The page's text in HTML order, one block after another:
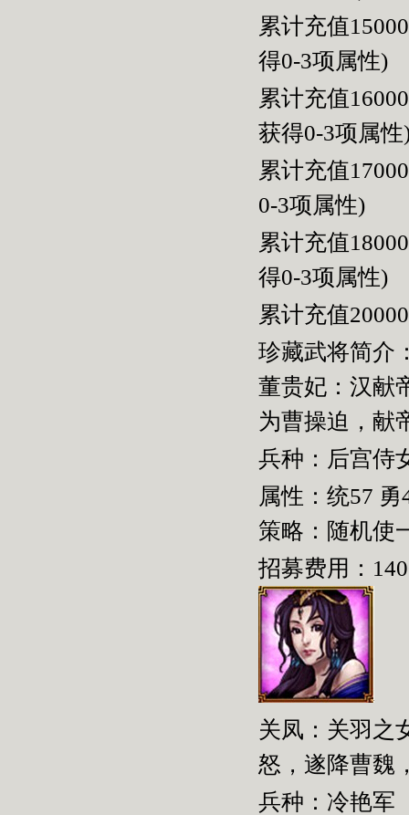
累计充值
得0-3项属性)
累计充值
获得0-3项属性
累计充值
0-3项属性)
累计充值
得0-3项属性)
累计充值
珍藏武将简介
董贵妃：汉献
为曹操迫，献
兵种：后宫侍
属性：统57 勇
策略：随机使
招募费用：
关凤：关羽之
怒，遂降曹魏
兵种：冷艳军